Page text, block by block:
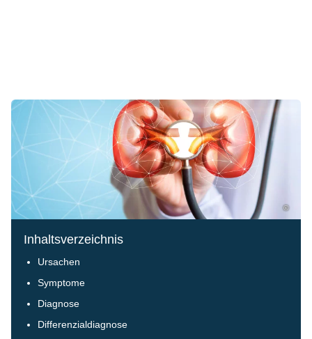
©
Inhaltsverzeichnis
Ursachen
Symptome
Diagnose
Differenzialdiagnose